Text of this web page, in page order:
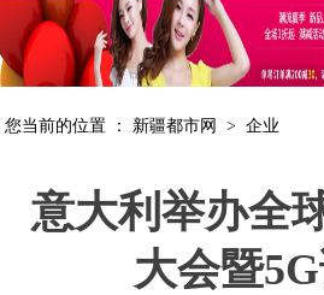
您当前的位置 ： 新疆都市网 >企业
意大利举办全
大会暨